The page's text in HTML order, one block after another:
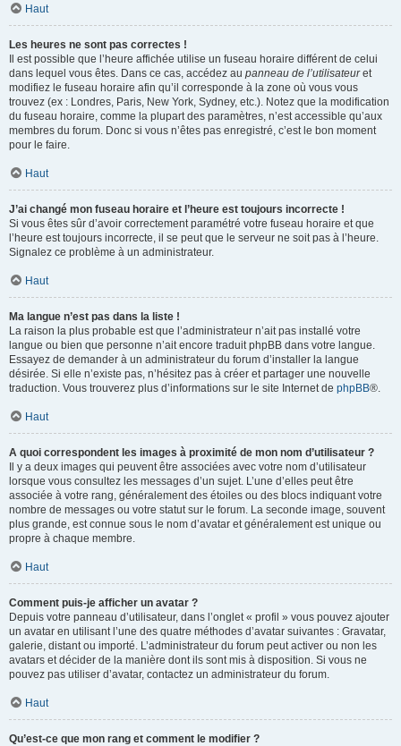
Haut
Les heures ne sont pas correctes !
Il est possible que l’heure affichée utilise un fuseau horaire différent de celui
dans lequel vous êtes. Dans ce cas, accédez au panneau de l’utilisateuret
modifiez le fuseau horaire afin qu’il corresponde à la zone où vous vous
trouvez (ex : Londres, Paris, New York, Sydney, etc.). Notez que la modification
du fuseau horaire, comme la plupart des paramètres, n’est accessible qu’aux
membres du forum. Donc si vous n’êtes pas enregistré, c’est le bon moment
pour le faire.
Haut
J’ai changé mon fuseau horaire et l’heure est toujours incorrecte !
Si vous êtes sûr d’avoir correctement paramétré votre fuseau horaire et que
l’heure est toujours incorrecte, il se peut que le serveur ne soit pas à l’heure.
Signalez ce problème à un administrateur.
Haut
Ma langue n’est pas dans la liste !
La raison la plus probable est que l’administrateur n’ait pas installé votre
langue ou bien que personne n’ait encore traduit phpBB dans votre langue.
Essayez de demander à un administrateur du forum d’installer la langue
désirée. Si elle n’existe pas, n’hésitez pas à créer et partager une nouvelle
traduction. Vous trouverez plus d’informations sur le site Internet de phpBB®.
Haut
A quoi correspondent les images à proximité de mon nom d’utilisateur ?
Il y a deux images qui peuvent être associées avec votre nom d’utilisateur
lorsque vous consultez les messages d’un sujet. L’une d’elles peut être
associée à votre rang, généralement des étoiles ou des blocs indiquant votre
nombre de messages ou votre statut sur le forum. La seconde image, souvent
plus grande, est connue sous le nom d’avatar et généralement est unique ou
propre à chaque membre.
Haut
Comment puis-je afficher un avatar ?
Depuis votre panneau d’utilisateur, dans l’onglet « profil » vous pouvez ajouter
un avatar en utilisant l’une des quatre méthodes d’avatar suivantes : Gravatar,
galerie, distant ou importé. L’administrateur du forum peut activer ou non les
avatars et décider de la manière dont ils sont mis à disposition. Si vous ne
pouvez pas utiliser d’avatar, contactez un administrateur du forum.
Haut
Qu’est-ce que mon rang et comment le modifier ?